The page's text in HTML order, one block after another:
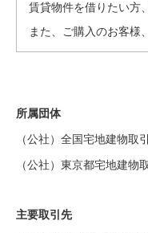
賃貸物件を借りたい方
また、ご購入のお客様
所属団体
（公社）全国宅地建物取
（公社）東京都宅地建物
主要取引先